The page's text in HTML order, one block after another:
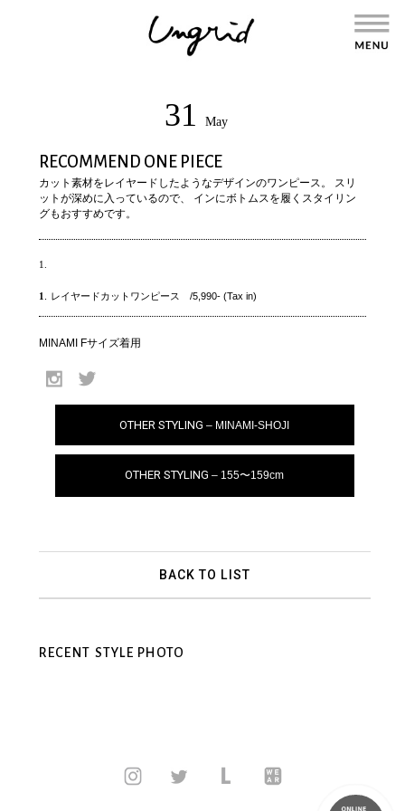
31 May
RECOMMEND ONE PIECE
カット素材をレイヤードしたようなデザインのワンピース。 スリ
ットが深めに入っているので、 インにボトムスを履くスタイリン
グもおすすめです。
1.
1 レイヤードカットワンピース /5,990- (Tax in)
MINAMI Fサイズ着用
OTHER STYLING – MINAMI-SHOJI
OTHER STYLING – 155〜159cm
BACK TO LIST
RECENT STYLE PHOTO